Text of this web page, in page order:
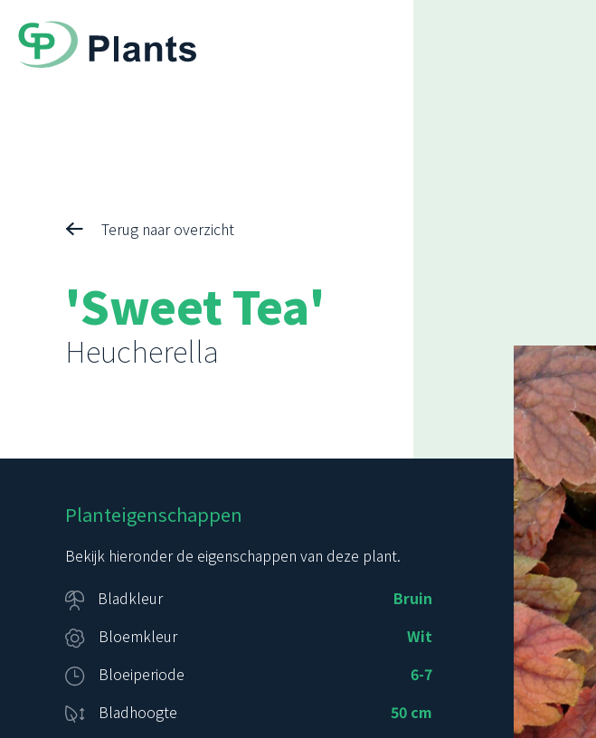
Terug naar overzicht
'Sweet Tea'
Heucherella
Planteigenschappen
Bekijk hieronder de eigenschappen van deze plant.
Bladkleur
Bruin
Bloemkleur
Wit
Bloeiperiode
6-7
Bladhoogte
50 cm